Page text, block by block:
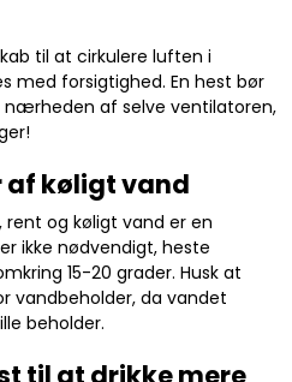
til at cirkulere luften i
med forsigtighed. En hest bør
nærheden af selve ventilatoren,
af køligt vand
og køligt vand er en
ikke nødvendigt, heste
15-20 grader. Husk at
vandbeholder, da vandet
beholder.